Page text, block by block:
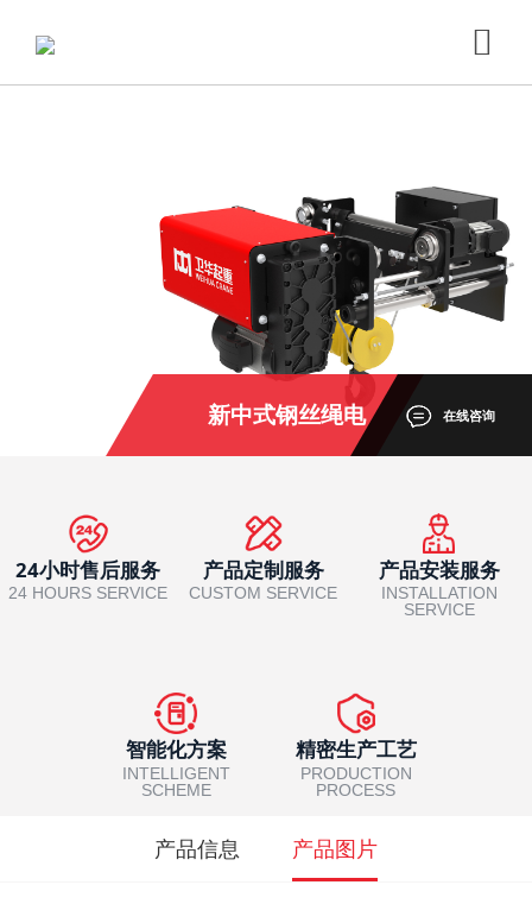
新中式钢丝绳电 在线咨询
24小时售后服务
24 HOURS SERVICE
产品定制服务
CUSTOM SERVICE
产品安装服务
INSTALLATION
SERVICE
智能化方案
INTELLIGENT
SCHEME
精密生产工艺
PRODUCTION
PROCESS
产品信息 产品图片